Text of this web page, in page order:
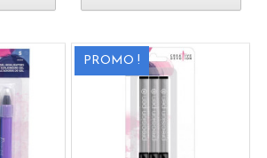
PROMO !